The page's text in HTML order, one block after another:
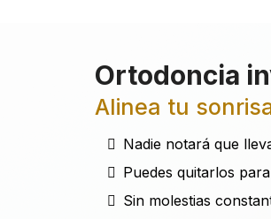
Ortodoncia
Alinea tu
Nadie notará que
Puedes quitarlos
Sin molestias